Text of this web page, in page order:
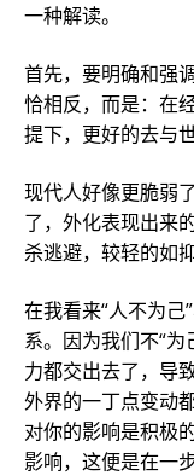
一种解读。
首先，要明确和强
恰相反，而是：在
提下，更好的去与
现代人好像更脆弱
了，外化表现出来
杀逃避，较轻的如
在我看来“人不为己
系。因为我们不“
力都交出去了，导
外界的一丁点变动
对你的影响是积极
影响，这便是在一